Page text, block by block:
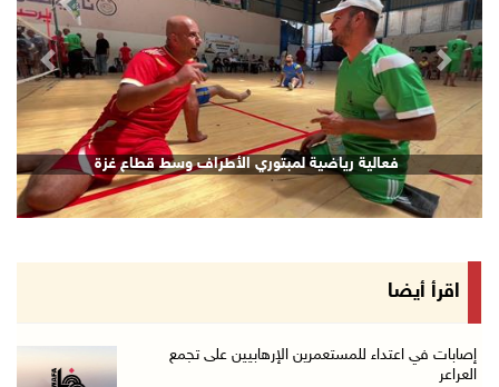
فعالية رياضية لمبتوري الأطراف وسط قطاع غزة
Next
اقرأ أيضا
إصابات في اعتداء للمستعمرين الإرهابيين على تجمع
العراعر